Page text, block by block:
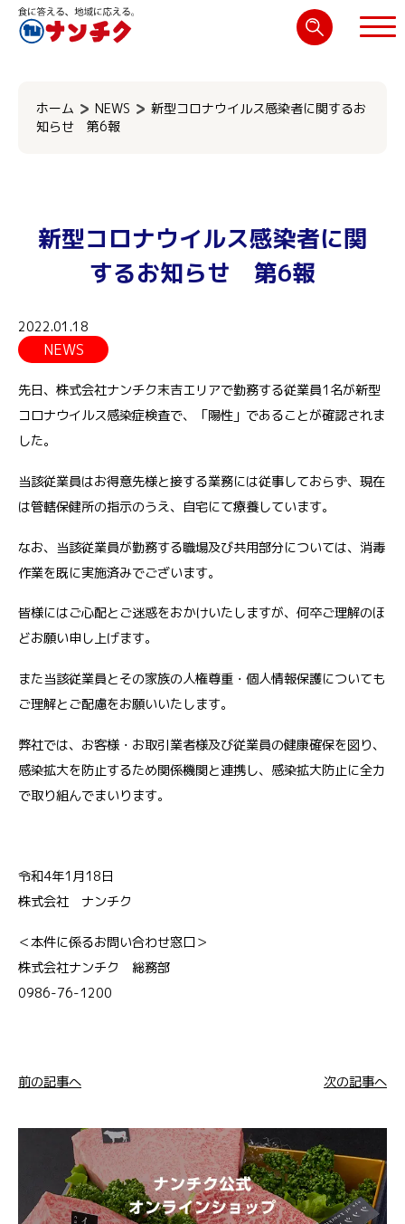
ホーム NEWS
新型コロナウイルス感染者に関するお
知らせ 第6報
新型コロナウイルス感染者に関
するお知らせ 第6報
2022.01.18
NEWS
先日、株式会社ナンチク末吉エリアで勤務する従業員1名が新型
コロナウイルス感染症検査で、「陽性」であることが確認されま
した。
当該従業員はお得意先様と接する業務には従事しておらず、現在
は管轄保健所の指示のうえ、自宅にて療養しています。
なお、当該従業員が勤務する職場及び共用部分については、消毒
作業を既に実施済みでございます。
皆様にはご心配とご迷惑をおかけいたしますが、何卒ご理解のほ
どお願い申し上げます。
また当該従業員とその家族の人権尊重・個人情報保護についても
ご理解とご配慮をお願いいたします。
弊社では、お客様・お取引業者様及び従業員の健康確保を図り、
感染拡大を防止するため関係機関と連携し、感染拡大防止に全力
で取り組んでまいります。
令和4年1月18日
株式会社 ナンチク
＜本件に係るお問い合わせ窓口＞
株式会社ナンチク 総務部
0986-76-1200
前の記事へ 次の記事へ